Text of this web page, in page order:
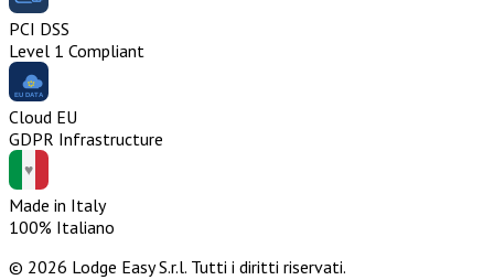
PCI DSS
Level 1 Compliant
Cloud EU
GDPR Infrastructure
Made in Italy
100% Italiano
© 2026 Lodge Easy S.r.l. Tutti i diritti riservati.